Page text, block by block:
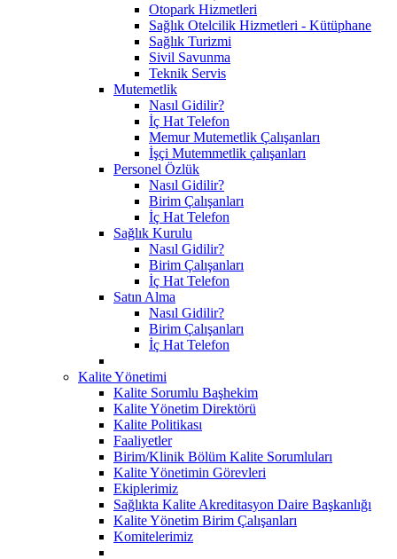
Otopark Hizmetleri
Sağlık Otelcilik Hizmetleri - Kütüphane
Sağlık Turizmi
Sivil Savunma
Teknik Servis
Mutemetlik
Nasıl Gidilir?
İç Hat Telefon
Memur Mutemetlik Çalışanları
İşçi Mutemmetlik çalışanları
Personel Özlük
Nasıl Gidilir?
Birim Çalışanları
İç Hat Telefon
Sağlık Kurulu
Nasıl Gidilir?
Birim Çalışanları
İç Hat Telefon
Satın Alma
Nasıl Gidilir?
Birim Çalışanları
İç Hat Telefon
Kalite Yönetimi
Kalite Sorumlu Başhekim
Kalite Yönetim Direktörü
Kalite Politikası
Faaliyetler
Birim/Klinik Bölüm Kalite Sorumluları
Kalite Yönetimin Görevleri
Ekiplerimiz
Sağlıkta Kalite Akreditasyon Daire Başkanlığı
Kalite Yönetim Birim Çalışanları
Komitelerimiz